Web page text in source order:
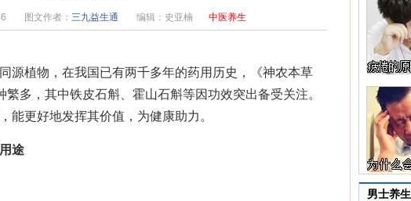
图文作者： 三九益生通 编辑： 史亚楠 中医养生
源植物，在我国已有两千多年的药用历史，《神农本草
繁多，其中铁皮石斛、霍山石斛等因功效突出备受关注。
能更好地发挥其价值，为健康助力。
途
男士养生